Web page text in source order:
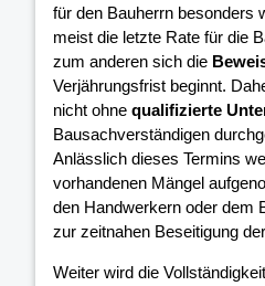
für den Bauherrn besonders
meist die letzte Rate für die
zum anderen sich die
Verjährungsfrist beginnt.
nicht ohne qualifizierte
Bausachverständigen
Anlässlich dieses Termins
vorhandenen Mängel
den Handwerkern oder dem
zur zeitnahen Beseitigung
Weiter wird die Vollständigkeit